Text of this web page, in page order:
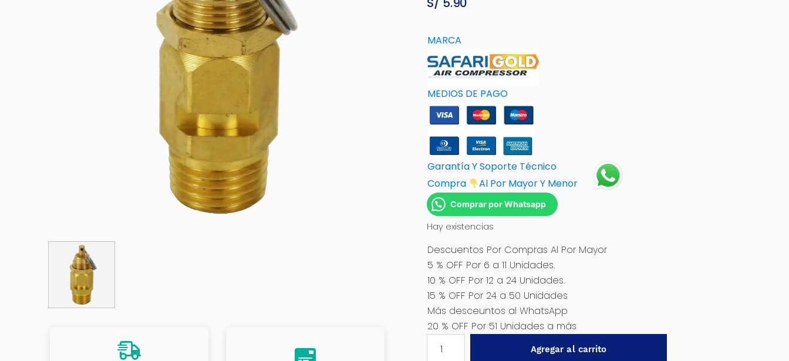
MARCA
MEDIOS DE PAGO
Garantía Y Soporte Técnico
Compra
Al Por Mayor Y Menor
Comprar por Whatsapp
Hay existencias
Descuentos Por Compras Al Por Mayor
5 % OFF Por 6 a 11 Unidades.
10 % OFF Por 12 a 24 Unidades.
15 % OFF Por 24 a 50 Unidades
Más desceuntos al WhatsApp
20 % OFF Por 51 Unidades a más
Agregar al carrito